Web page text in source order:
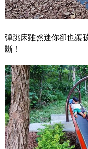
彈跳床雖然迷你卻也讓
斷！